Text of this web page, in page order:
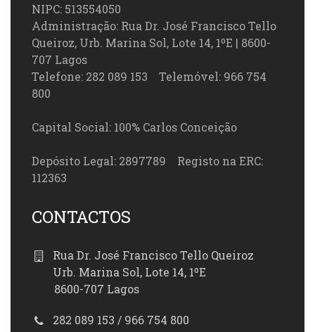
NIPC: 513554050
Administração: Rua Dr. José Francisco Tello
Queiroz, Urb. Marina Sol, Lote 14, 1ºE | 8600-
707 Lagos
Telefone: 282 089 153 Telemóvel: 966 754
800
Capital Social: 100% Carlos Conceição
Depósito Legal: 2897789 Registo na ERC:
112363
CONTACTOS
Rua Dr. José Francisco Tello Queiroz
Urb. Marina Sol, Lote 14, 1ºE
8600-707 Lagos
282 089 153 / 966 754 800